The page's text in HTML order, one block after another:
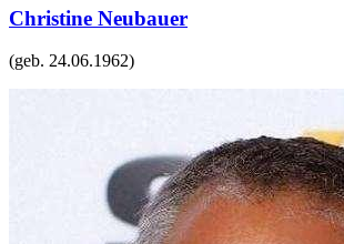
Christine Neubauer
(geb. 24.06.1962)